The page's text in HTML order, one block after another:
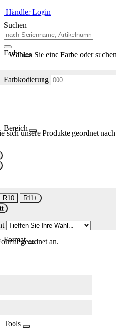
Händler Login
Suchen
Farbe
Wählen Sie eine Farbe oder
Farbkodierung
Bereich
sich unsere Produkte geordnet
R10
R11+
Formatgeordnet an.
Tools